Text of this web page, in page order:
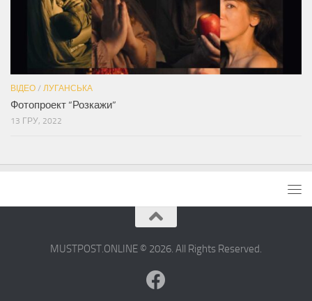
ВІДЕО / ЛУГАНСЬКА
Фотопроект “Розкажи”
13 ГРУ, 2022
MUSTPOST.ONLINE © 2026. All Rights Reserved.